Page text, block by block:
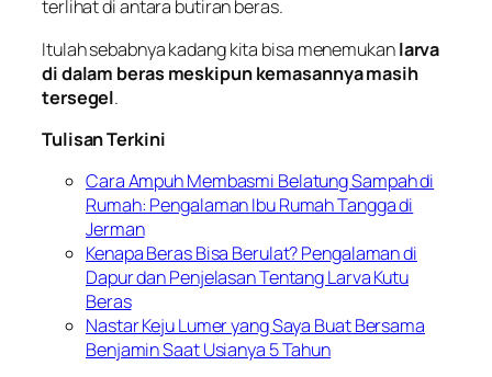
terlihat di antara butiran beras.
Itulah sebabnya kadang kita bisa menemukanlarva
di dalam beras meskipun kemasannya masih
tersegel.
Tulisan Terkini
Cara Ampuh Membasmi Belatung Sampah di
Rumah: Pengalaman Ibu Rumah Tangga di
Jerman
Kenapa Beras Bisa Berulat? Pengalaman di
Dapur dan Penjelasan Tentang Larva Kutu
Beras
Nastar Keju Lumer yang Saya Buat Bersama
Benjamin Saat Usianya 5 Tahun